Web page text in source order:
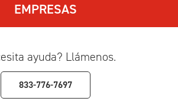
EMPRESAS
ayuda? Llámenos.
833-776-7697